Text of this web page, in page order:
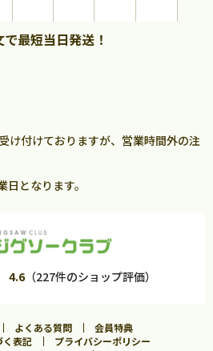
最短当日発送！
け付けておりますが、営業時間外の注
となります。
4.6（227件のショップ評価）
よくある質問
会員特典
く表記
プライバシーポリシー